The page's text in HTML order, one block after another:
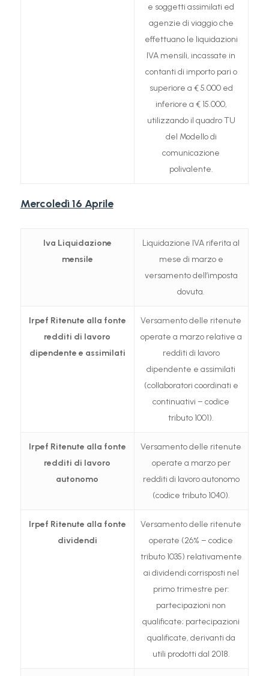
e soggetti assimilati ed
agenzie di viaggio che
effettuano le liquidazioni
IVA mensili, incassate in
contanti di importo pari o
superiore a € 5.000 ed
inferiore a € 15.000,
utilizzando il quadro TU
del Modello di
comunicazione
polivalente.
Mercoledì 16 Aprile
Iva Liquidazione
mensile
Liquidazione IVA riferita al
mese di marzo e
versamento dell’imposta
dovuta.
Irpef Ritenute alla fonte
redditi di lavoro
dipendente e assimilati
Versamento delle ritenute
operate a marzo relative a
redditi di lavoro
dipendente e assimilati
(collaboratori coordinati e
continuativi – codice
tributo 1001).
Irpef Ritenute alla fonte
redditi di lavoro
autonomo
Versamento delle ritenute
operate a marzo per
redditi di lavoro autonomo
(codice tributo 1040).
Irpef Ritenute alla fonte
dividendi
Versamento delle ritenute
operate (26% – codice
tributo 1035) relativamente
ai dividendi corrisposti nel
primo trimestre per:
partecipazioni non
qualificate; partecipazioni
qualificate, derivanti da
utili prodotti dal 2018.